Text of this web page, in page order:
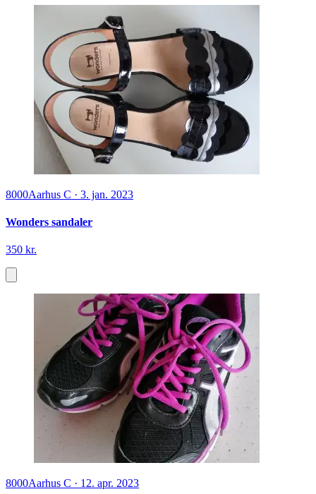
8000Aarhus C · 3. jan. 2023
Wonders sandaler
350 kr.
8000Aarhus C · 12. apr. 2023